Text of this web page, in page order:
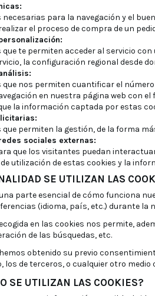
necesarias para la navegación y el
el proceso de compra de un
que te permiten acceder al servicio
la configuración regional desde
que nos permiten cuantificar el
en nuestra página web con
la información captada por estas
que permiten la gestión, de la forma
sociales externas:
que los visitantes puedan
utilización de estas cookies y la
SE UTILIZAN LAS
parte esencial de cómo funciona
(idioma, país, etc.) durante la
en las cookies nos permite,
de las búsquedas, etc.
obtenido su previo
los de terceros, o cualquier otro
SE UTILIZAN LAS COOKIES?